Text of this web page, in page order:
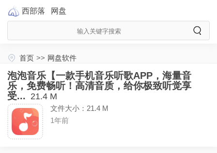
西部落 网盘
首页 >> 网盘软件
泡泡音乐【一款手机音乐听歌APP，海量音
乐，免费畅听！高清音质，给你极致听觉享
受... 21.4 M
文件大小：21.4 M
1年前